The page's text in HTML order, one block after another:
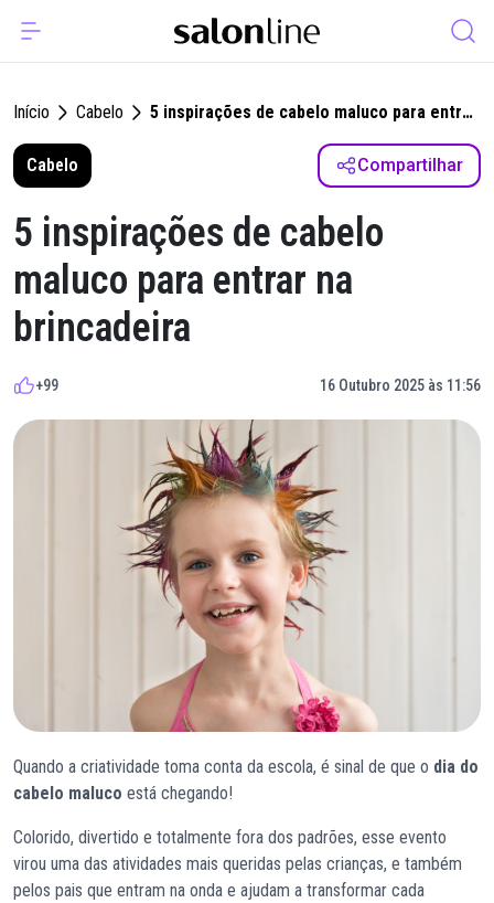
Início Cabelo
5 inspirações de cabelo maluco para entrar
Cabelo
Compartilhar
5 inspirações de cabelo
maluco para entrar na
brincadeira
+99 16 Outubro 2025 às 11:56
Quando a criatividade toma conta da escola, é sinal de que o dia do
cabelo maluco está chegando!
Colorido, divertido e totalmente fora dos padrões, esse evento
virou uma das atividades mais queridas pelas crianças, e também
pelos pais que entram na onda e ajudam a transformar cada